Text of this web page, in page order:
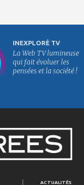
INEXPLORÉ TV
La Web TV lumineuse
qui fait évoluer les
pensées et la société !
ACTUALITÉS